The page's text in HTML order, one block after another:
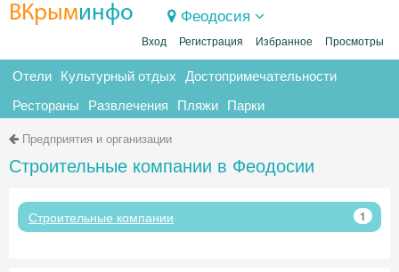
ВКрыминфо Феодосия
Вход Регистрация Избранное Просмотры
Отели Культурный отдых Достопримечательности
Рестораны Развлечения Пляжи Парки
Предприятия и организации
Строительные компании в Феодосии
Строительные компании 1